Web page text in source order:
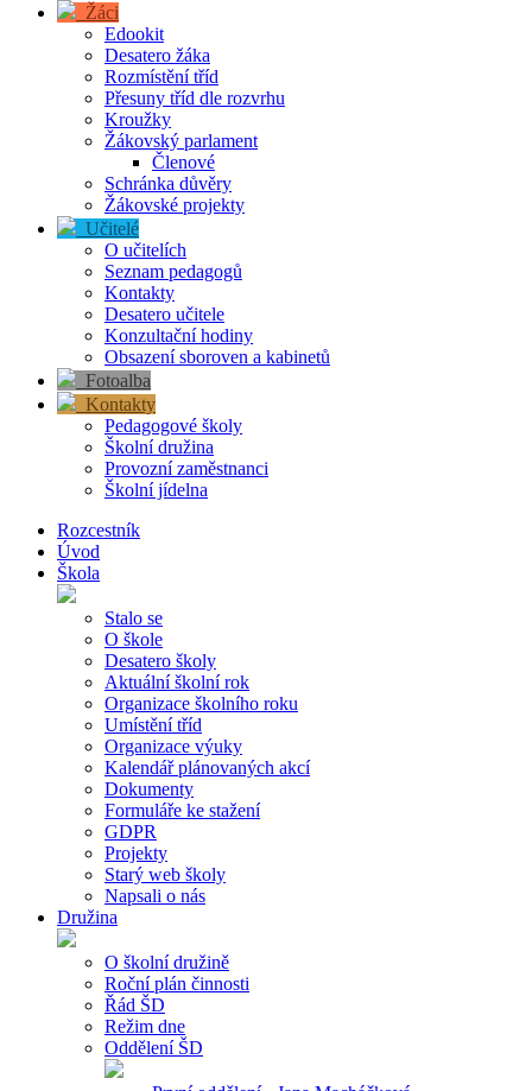
Žáci
Edookit
Desatero žáka
Rozmístění tříd
Přesuny tříd dle rozvrhu
Kroužky
Žákovský parlament
Členové
Schránka důvěry
Žákovské projekty
Učitelé
O učitelích
Seznam pedagogů
Kontakty
Desatero učitele
Konzultační hodiny
Obsazení sboroven a kabinetů
Fotoalba
Kontakty
Pedagogové školy
Školní družina
Provozní zaměstnanci
Školní jídelna
Rozcestník
Úvod
Škola
Stalo se
O škole
Desatero školy
Aktuální školní rok
Organizace školního roku
Umístění tříd
Organizace výuky
Kalendář plánovaných akcí
Dokumenty
Formuláře ke stažení
GDPR
Projekty
Starý web školy
Napsali o nás
Družina
O školní družině
Roční plán činnosti
Řád ŠD
Režim dne
Oddělení ŠD